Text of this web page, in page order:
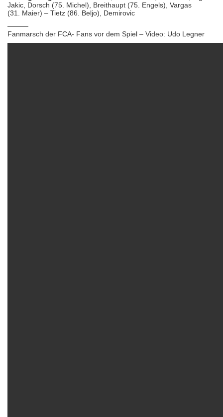
Jakic, Dorsch (75. Michel), Breithaupt (75. Engels), Vargas
(31. Maier) – Tietz (86. Beljo), Demirovic
———
Fanmarsch der FCA- Fans vor dem Spiel – Video: Udo Legner